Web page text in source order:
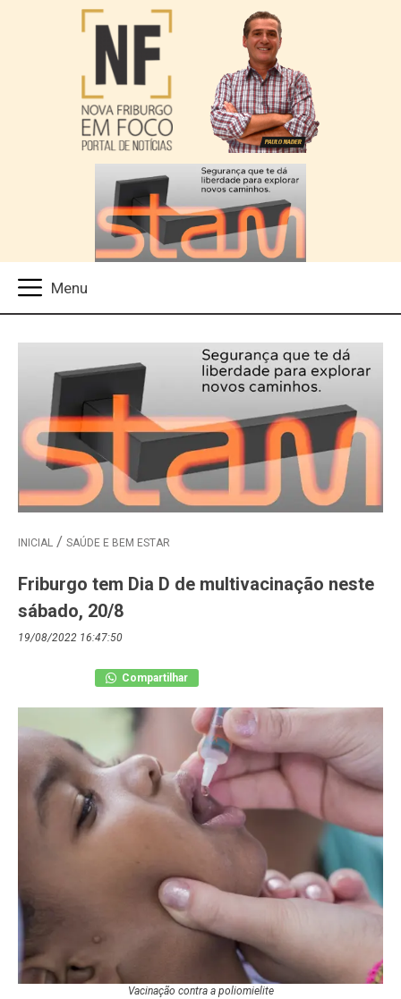
INICIAL SAÚDE E BEM ESTAR
Friburgo tem Dia D de multivacinação neste
sábado, 20/8
19/08/2022 16:47:50
Compartilhar
Vacinação contra a poliomielite